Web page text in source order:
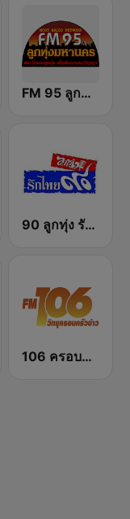
FM 95 ลูกทุ่งมหานคร อสมท
90 ลูกทุ่ง รักไทย
106 ครอบครัวข่าว